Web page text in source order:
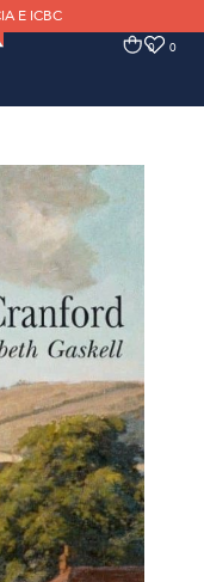
E ICBC
0 0